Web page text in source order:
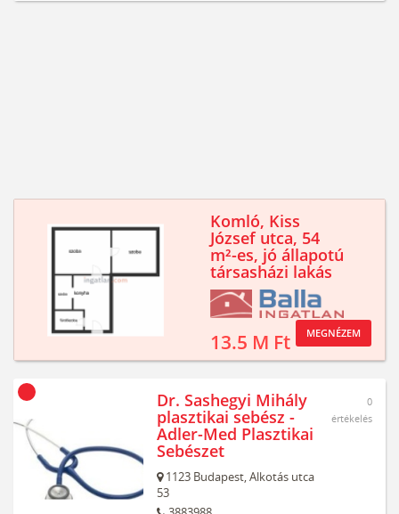
Komló, Kiss
József utca, 54
m²-es, jó állapotú
társasházi lakás
13.5 M Ft MEGNÉZEM
Dr. Sashegyi Mihály
plasztikai sebész -
Adler-Med Plasztikai
Sebészet
1123 Budapest,Alkotás utca
53
0
értékelés